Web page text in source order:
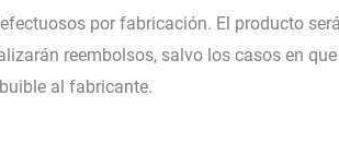
por fabricación. El producto
reembolsos, salvo los casos en
al fabricante.